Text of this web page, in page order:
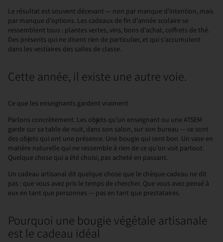
Le résultat est souvent décevant — non par manque d'intention, mais
par manque d'options. Les cadeaux de fin d'année scolaire se
ressemblent tous : plantes vertes, vins, bons d'achat, coffrets de thé.
Des présents qui ne disent rien de particulier, et qui s'accumulent
dans les vestiaires des salles de classe.
Cette année, il existe une autre voie.
Ce que les enseignants gardent vraiment
Parlons concrètement. Les objets qu'un enseignant ou une ATSEM
garde sur sa table de nuit, dans son salon, sur son bureau — ce sont
des objets qui ont une présence. Une bougie qui sent bon. Un vase en
matière naturelle qui ne ressemble à rien de ce qu'on voit partout.
Quelque chose qui a été choisi, pas acheté en passant.
Un cadeau artisanal dit quelque chose que le chèque-cadeau ne dit
pas : que vous avez pris le temps de chercher. Que vous avez pensé à
eux en tant que personnes — pas en tant que prestataires.
Pourquoi une bougie végétale artisanale
est le cadeau idéal